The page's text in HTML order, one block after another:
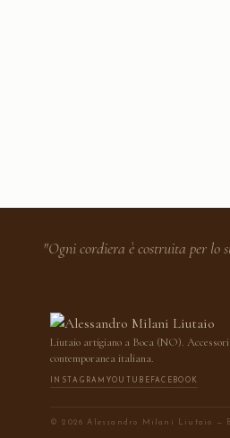
"Ogni cordiera è costruita per lo
Liutaio artigiano a Boca (NO).
contemporanea italiana.
INSTAGRAM YOUTUBE FACEBOOK
© 2026 Alessandro Milani Liutaio —